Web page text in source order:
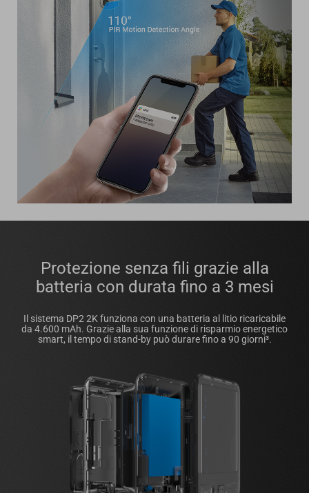
Protezione senza fili grazie alla
batteria con durata fino a 3 mesi
Il sistema DP2 2K funziona con una batteria al litio ricaricabile
da 4.600 mAh. Grazie alla sua funzione di risparmio energetico
smart, il tempo di stand-by può durare fino a 90 giorni³.